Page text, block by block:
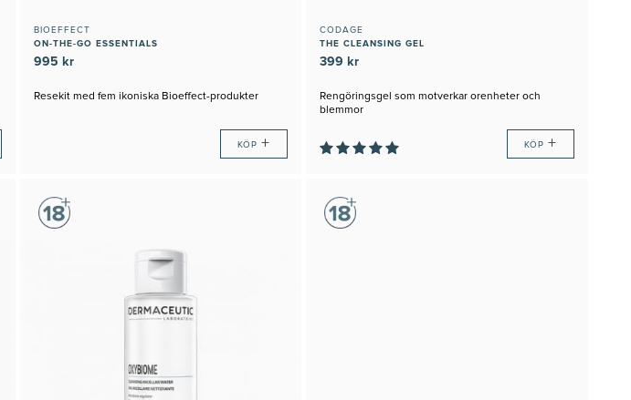
BIOEFFECT
ON-THE-GO ESSENTIALS
995 kr
Resekit med fem ikoniska Bioeffect-produkter
KÖP+
CODAGE
THE CLEANSING GEL
399 kr
Rengöringsgel som motverkar orenheter och
blemmor
KÖP +